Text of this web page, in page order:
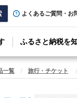
よくあるご質問・お
ふるさと納税を
一覧 旅行・チケット